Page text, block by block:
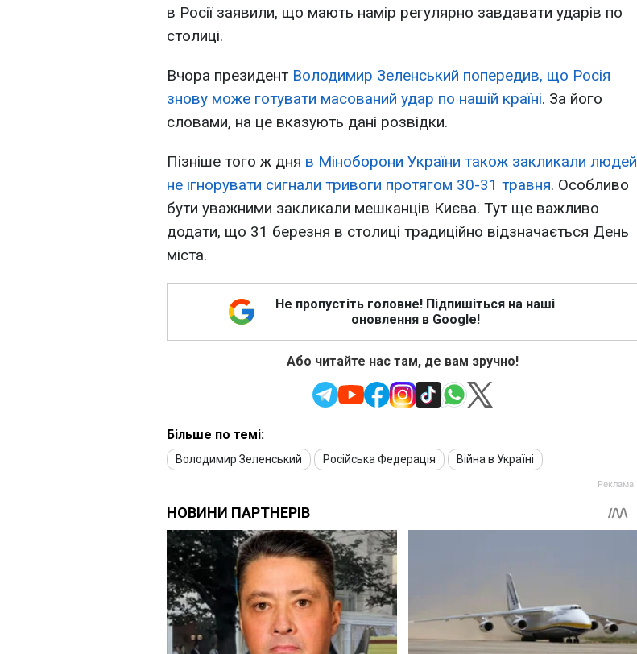
в Росії заявили, що мають намір регулярно завдавати ударів по
столиці.
Вчора президент Володимир Зеленський попередив, що Росія
знову може готувати масований удар по нашій країні. За його
словами, на це вказують дані розвідки.
Пізніше того ж дня в Міноборони України також закликали людей
не ігнорувати сигнали тривоги протягом 30-31 травня. Особливо
бути уважними закликали мешканців Києва. Тут ще важливо
додати, що 31 березня в столиці традиційно відзначається День
міста.
Не пропустіть головне! Підпишіться на наші
оновлення в Google!
Або читайте нас там, де вам зручно!
Більше по темі:
Володимир Зеленський Російська Федерація Війна в Україні